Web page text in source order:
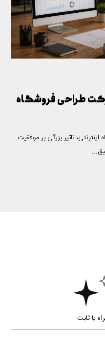
طراحی فروشگاه
تاثیر بزرگی بر موفقیت